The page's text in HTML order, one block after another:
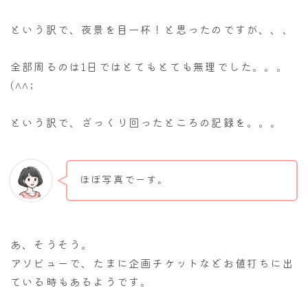
という訳で、夜景を目一杯！と思ったのですが、、、
全部周るのは1日ではとてもとても無理でした。。。
(^^;
という訳で、ざっくり回ったところの記録を。。。
ほぼ写真でーす。
あ、そうそう。
アソビューで、たまに企画チケットなどお値打ちに出
ている時もあるようです。